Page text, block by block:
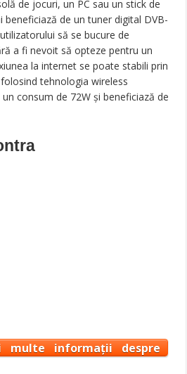
de jocuri, un PC sau un stick de
de un tuner digital DVB-
să se bucure de
a fi nevoit să opteze pentru un
la internet se poate stabili prin
tehnologia wireless
consum de 72W și beneficiază de
multe informații despre